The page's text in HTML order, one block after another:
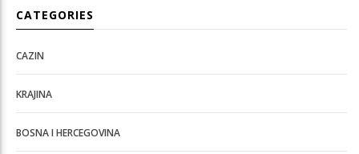
CATEGORIES
CAZIN
KRAJINA
BOSNA I HERCEGOVINA